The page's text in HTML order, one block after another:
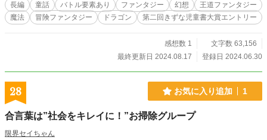
長編 童話 バトル要素あり ファンタジー 幻想
王道ファンタジー
魔法
冒険ファンタジー ドラゴン 第二回きずな児童書大賞エントリー
感想数 1
文字数 63,156
最終更新日 2024.08.17
登録日 2024.06.30
28 お気に入り追加 1
合言葉は”社会をキレイに！”お掃除グループ
限界セイちゃん